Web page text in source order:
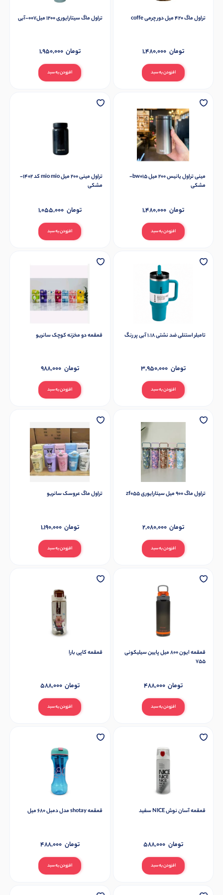
تراول ماگ 420 میل دور چرمی coffe
افزودن به سبد
1,480,000 تومان
تراول ماگ سیتارایوری 1200 میل007-آبی
افزودن به سبد
1,950,000 تومان
مینی تراول یانیس 200 میل bw015-
مشکی
افزودن به سبد
1,480,000 تومان
تراول مینی 200 میل mio mio کد 1402-
مشکی
افزودن به سبد
1,055,000 تومان
تامبلر استنلی ضد نشتی 1.18 آبی پر رنگ
افزودن به سبد
3,950,000 تومان
قمقمه دو مخزنه کوچک سانریو
افزودن به سبد
988,000 تومان
تراول ماگ 900 میل سیتارایوری zf055
افزودن به سبد
2,080,000 تومان
تراول ماگ عروسک سانریو
افزودن به سبد
1,190,000 تومان
قمقمه ایون 800 میل پایین سیلیکونی
755
افزودن به سبد
488,000 تومان
قمقمه کاپی بارا
افزودن به سبد
588,000 تومان
قمقمه آسان نوش NICE سفید
افزودن به سبد
588,000 تومان
قمقمه shotay مدل دمبل 680 میل
افزودن به سبد
488,000 تومان